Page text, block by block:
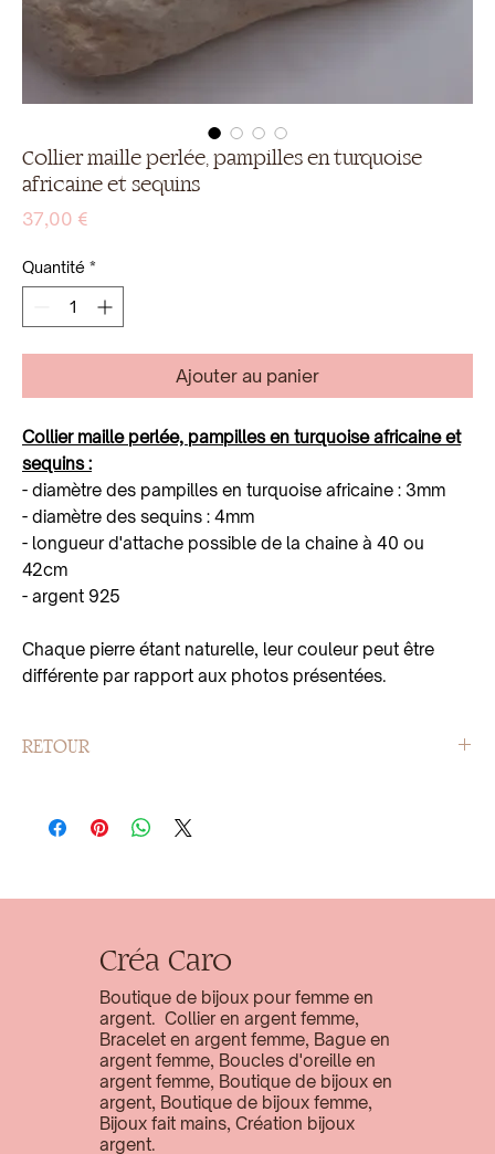
Collier maille perlée, pampilles en turquoise
africaine et sequins
37,00 €
Quantité *
Ajouter au panier
Collier maille perlée, pampilles en turquoise africaine et
sequins :
- diamètre des pampilles en turquoise africaine : 3mm
- diamètre des sequins : 4mm
- longueur d'attache possible de la chaine à 40 ou
42cm
- argent 925
Chaque pierre étant naturelle, leur couleur peut être
différente par rapport aux photos présentées.
RETOUR
Créa Caro
Boutique de bijoux pour femme en
argent. Collier en argent femme,
Bracelet en argent femme, Bague en
argent femme, Boucles d'oreille en
argent femme, Boutique de bijoux en
argent, Boutique de bijoux femme,
Bijoux fait mains, Création bijoux
argent.